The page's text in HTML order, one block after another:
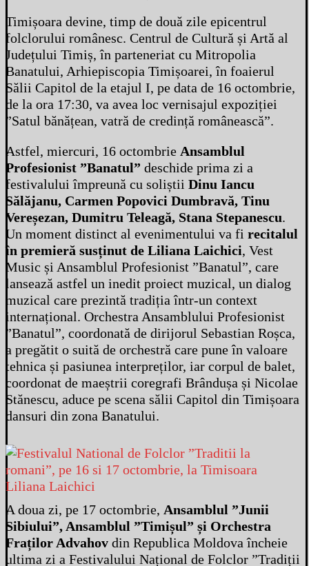
Timișoara devine, timp de două zile epicentrul
folclorului românesc. Centrul de Cultură și Artă al
Județului Timiș, în parteneriat cu Mitropolia
Banatului, Arhiepiscopia Timișoarei, în foaierul
Sălii Capitol de la etajul I, pe data de 16 octombrie,
de la ora 17:30, va avea loc vernisajul expoziției
”Satul bănățean, vatră de credință românească”.
Astfel, miercuri, 16 octombrie Ansamblul
Profesionist ”Banatul” deschide prima zi a
festivalului împreună cu soliștii Dinu Iancu
Sălăjanu, Carmen Popovici Dumbravă, Tinu
Vereșezan, Dumitru Teleagă, Stana Stepanescu.
Un moment distinct al evenimentului va fi recitalul
în premieră susținut de Liliana Laichici, Vest
Music și Ansamblul Profesionist ”Banatul”, care
lansează astfel un inedit proiect muzical, un dialog
muzical care prezintă tradiția într-un context
internațional. Orchestra Ansamblului Profesionist
”Banatul”, coordonată de dirijorul Sebastian Roșca,
a pregătit o suită de orchestră care pune în valoare
tehnica și pasiunea interpreților, iar corpul de balet,
coordonat de maeștrii coregrafi Brândușa și Nicolae
Stănescu, aduce pe scena sălii Capitol din Timișoara
dansuri din zona Banatului.
Liliana Laichici
A doua zi, pe 17 octombrie, Ansamblul ”Junii
Sibiului”, Ansamblul ”Timișul” și Orchestra
Fraților Advahov din Republica Moldova încheie
ultima zi a Festivalului Național de Folclor ”Tradiții